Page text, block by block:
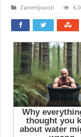
Zanimljivosti